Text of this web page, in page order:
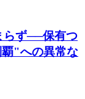
らず──保有つ
"への異常な